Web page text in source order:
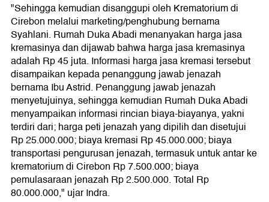
"Sehingga kemudian disanggupi oleh Krematorium di
Cirebon melalui marketing/penghubung bernama
Syahlani. Rumah Duka Abadi menanyakan harga jasa
kremasinya dan dijawab bahwa harga jasa kremasinya
adalah Rp 45 juta. Informasi harga jasa kremasi tersebut
disampaikan kepada penanggung jawab jenazah
bernama Ibu Astrid. Penanggung jawab jenazah
menyetujuinya, sehingga kemudian Rumah Duka Abadi
menyampaikan informasi rincian biaya-biayanya, yakni
terdiri dari; harga peti jenazah yang dipilih dan disetujui
Rp 25.000.000; biaya kremasi Rp 45.000.000; biaya
transportasi pengurusan jenazah, termasuk untuk antar ke
krematorium di Cirebon Rp 7.500.000; biaya
pemulasaraan jenazah Rp 2.500.000. Total Rp
80.000.000," ujar Indra.